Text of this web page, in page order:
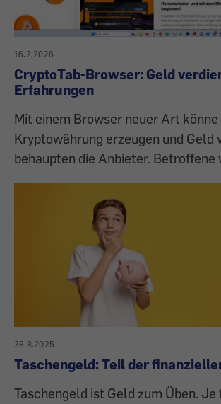
16.2.2026
CryptoTab-Browser: Geld
Erfahrungen
Mit einem Browser neuer Art könne
Kryptowährung erzeugen und Geld
behaupten die Anbieter. Betroffene
28.8.2025
Taschengeld: Teil der
Taschengeld ist Geld zum Üben.